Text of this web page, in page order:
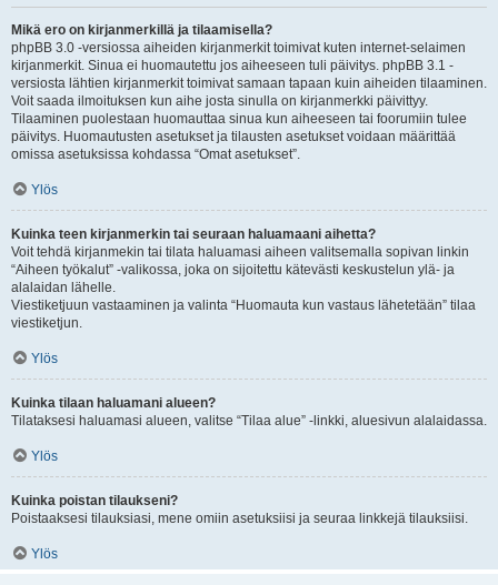
Mikä ero on kirjanmerkillä ja tilaamisella?
phpBB 3.0 -versiossa aiheiden kirjanmerkit toimivat kuten internet-selaimen
kirjanmerkit. Sinua ei huomautettu jos aiheeseen tuli päivitys. phpBB 3.1 -
versiosta lähtien kirjanmerkit toimivat samaan tapaan kuin aiheiden tilaaminen.
Voit saada ilmoituksen kun aihe josta sinulla on kirjanmerkki päivittyy.
Tilaaminen puolestaan huomauttaa sinua kun aiheeseen tai foorumiin tulee
päivitys. Huomautusten asetukset ja tilausten asetukset voidaan määrittää
omissa asetuksissa kohdassa “Omat asetukset”.
Ylös
Kuinka teen kirjanmerkin tai seuraan haluamaani aihetta?
Voit tehdä kirjanmekin tai tilata haluamasi aiheen valitsemalla sopivan linkin
“Aiheen työkalut” -valikossa, joka on sijoitettu kätevästi keskustelun ylä- ja
alalaidan lähelle.
Viestiketjuun vastaaminen ja valinta “Huomauta kun vastaus lähetetään” tilaa
viestiketjun.
Ylös
Kuinka tilaan haluamani alueen?
Tilataksesi haluamasi alueen, valitse “Tilaa alue” -linkki, aluesivun alalaidassa.
Ylös
Kuinka poistan tilaukseni?
Poistaaksesi tilauksiasi, mene omiin asetuksiisi ja seuraa linkkejä tilauksiisi.
Ylös